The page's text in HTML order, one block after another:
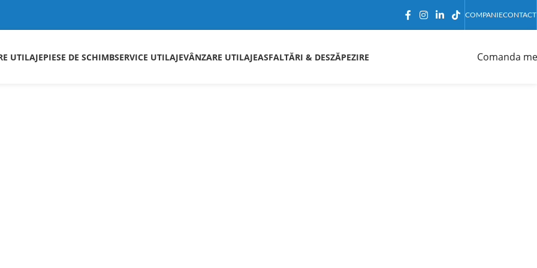
COMPANIECONTACT
UTILAJEPIESE DE SCHIMBSERVICE UTILAJEVÂNZARE UTILAJEASFALTĂRI & DESZĂPEZIRE Comanda